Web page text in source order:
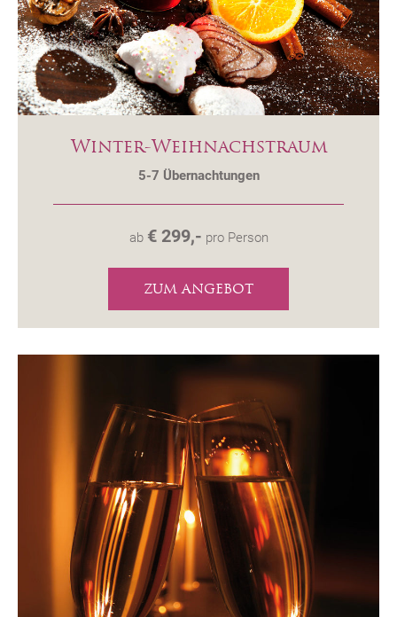
Winter-Weihnachstraum
5-7 Übernachtungen
ab € 299,- pro Person
ZUM ANGEBOT